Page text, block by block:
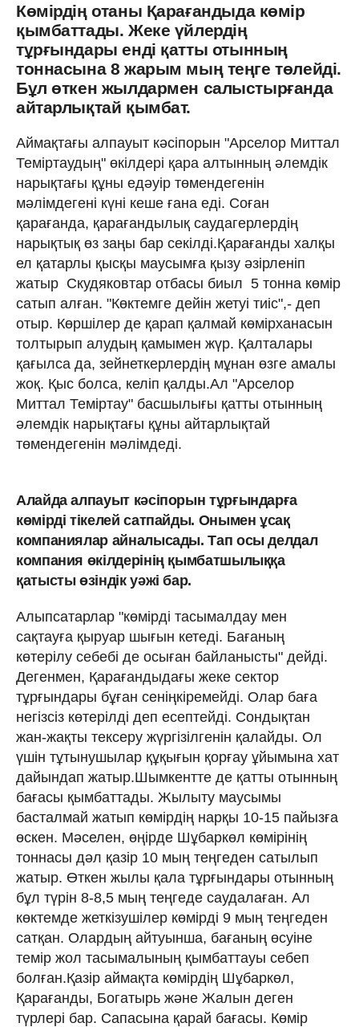
Көмірдің отаны Қарағандыда көмір
қымбаттады. Жеке үйлердің
тұрғындары енді қатты отынның
тоннасына 8 жарым мың теңге төлейді.
Бұл өткен жылдармен салыстырғанда
айтарлықтай қымбат.
Аймақтағы алпауыт кәсіпорын "Арселор Миттал
Теміртаудың" өкілдері қара алтынның әлемдік
нарықтағы құны едәуір төмендегенін
мәлімдегені күні кеше ғана еді. Соған
қарағанда, қарағандылық саудагерлердің
нарықтық өз заңы бар секілді.Қарағанды халқы
ел қатарлы қысқы маусымға қызу әзірленіп
жатыр Скудяковтар отбасы биыл 5 тонна көмір
сатып алған. "Көктемге дейін жетуі тиіс",- деп
отыр. Көршілер де қарап қалмай көмірханасын
толтырып алудың қамымен жүр. Қалталары
қағылса да, зейнеткерлердің мұнан өзге амалы
жоқ. Қыс болса, келіп қалды.Ал "Арселор
Миттал Теміртау" басшылығы қатты отынның
әлемдік нарықтағы құны айтарлықтай
төмендегенін мәлімдеді.
Алайда алпауыт кәсіпорын тұрғындарға
көмірді тікелей сатпайды. Онымен ұсақ
компаниялар айналысады. Тап осы делдал
компания өкілдерінің қымбатшылыққа
қатысты өзіндік уәжі бар.
Алыпсатарлар "көмірді тасымалдау мен
сақтауға қыруар шығын кетеді. Бағаның
көтерілу себебі де осыған байланысты" дейді.
Дегенмен, Қарағандыдағы жеке сектор
тұрғындары бұған сеніңкіремейді. Олар баға
негізсіз көтерілді деп есептейді. Сондықтан
жан-жақты тексеру жүргізілгенін қалайды. Ол
үшін тұтынушылар құқығын қорғау ұйымына хат
дайындап жатыр.Шымкентте де қатты отынның
бағасы қымбаттады. Жылыту маусымы
басталмай жатып көмірдің нарқы 10-15 пайызға
өскен. Мәселен, өңірде Шұбаркөл көмірінің
тоннасы дәл қазір 10 мың теңгеден сатылып
жатыр. Өткен жылы қала тұрғындары отынның
бұл түрін 8-8,5 мың теңгеде саудалаған. Ал
көктемде жеткізушілер көмірді 9 мың теңгеден
сатқан. Олардың айтуынша, бағаның өсуіне
темір жол тасымалының қымбаттауы себеп
болған.Қазір аймақта көмірдің Шұбаркөл,
Қарағанды, Богатырь және Жалын деген
түрлері бар. Сапасына қарай бағасы. Көмір